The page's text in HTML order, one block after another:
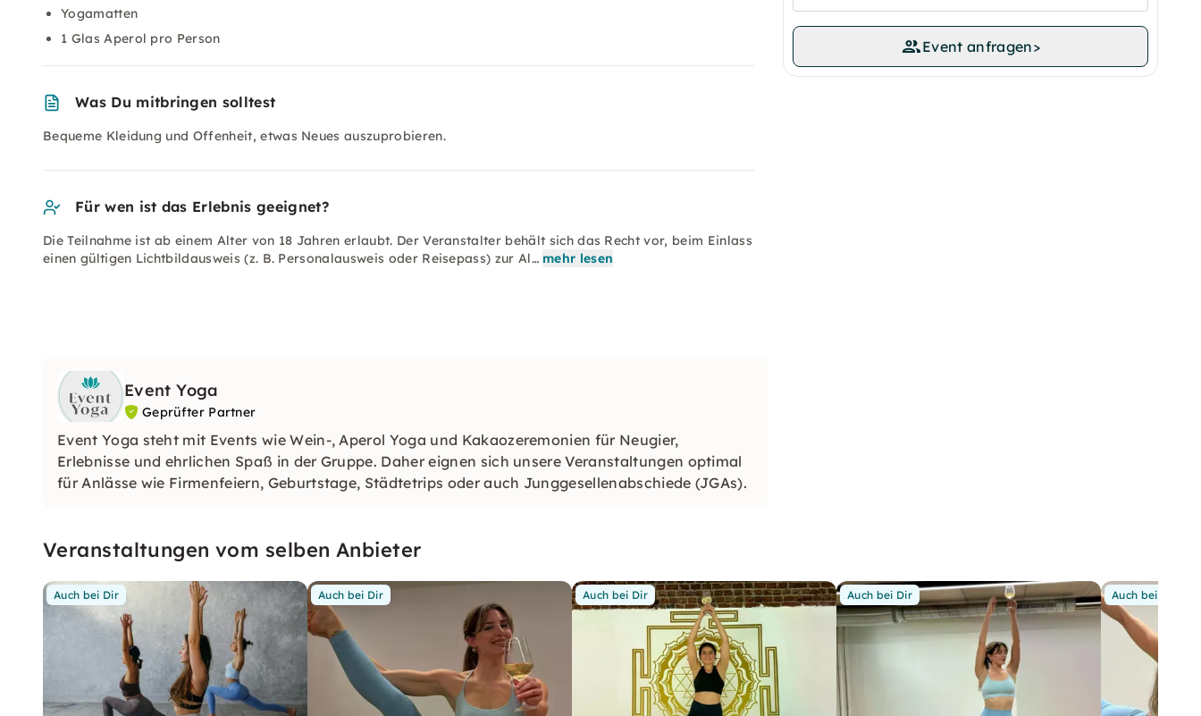
Event anfragen>
Yogamatten
1 Glas Aperol pro Person
Was Du mitbringen solltest
Bequeme Kleidung und Offenheit, etwas Neues auszuprobieren.
Für wen ist das Erlebnis geeignet?
Die Teilnahme ist ab einem Alter von 18 Jahren erlaubt. Der Veranstalter behält sich das Recht vor, beim Einlass
einen gültigen Lichtbildausweis (z. B. Personalausweis oder Reisepass) zur Al… mehr lesen
Event Yoga
Geprüfter Partner
Event Yoga steht mit Events wie Wein-, Aperol Yoga und Kakaozeremonien für Neugier,
Erlebnisse und ehrlichen Spaß in der Gruppe. Daher eignen sich unsere Veranstaltungen optimal
für Anlässe wie Firmenfeiern, Geburtstage, Städtetrips oder auch Junggesellenabschiede (JGAs).
Veranstaltungen vom selben Anbieter
Auch bei Dir Auch bei Dir Auch bei Dir Auch bei Dir Auch bei Dir